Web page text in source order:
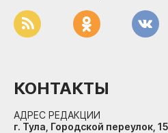
КОНТАКТЫ
АДРЕС РЕДАКЦИИ
г. Тула, Городской переулок,